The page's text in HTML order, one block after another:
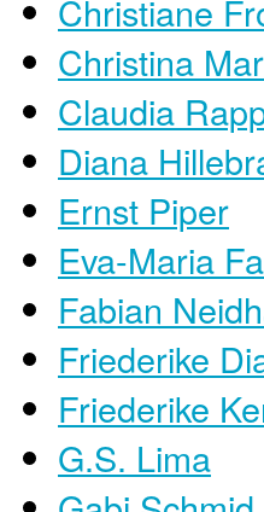
Christiane
Christina
Claudia
Diana
Ernst Piper
Eva-Maria
Fabian
Friederike
Friederike
G.S. Lima